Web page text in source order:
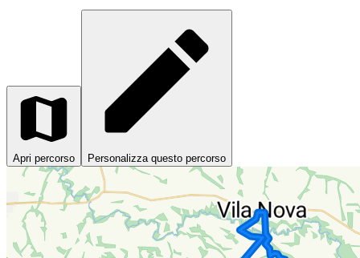
Apri percorso Personalizza questo percorso